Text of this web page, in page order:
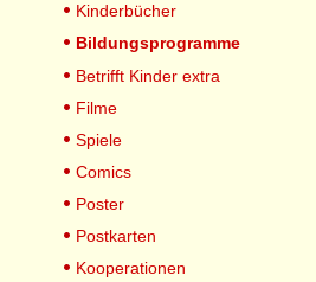
Kinderbücher
Bildungsprogramme
Betrifft Kinder extra
Filme
Spiele
Comics
Poster
Postkarten
Kooperationen